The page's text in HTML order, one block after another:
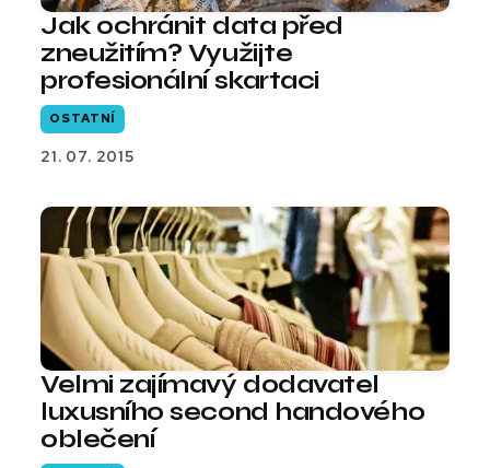
Jak ochránit data před
zneužitím? Využijte
profesionální skartaci
OSTATNÍ
21. 07. 2015
Velmi zajímavý dodavatel
luxusního second handového
oblečení